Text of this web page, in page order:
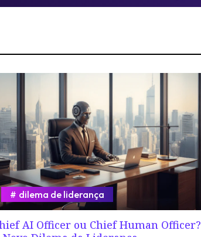
AI Officer ou Chief Human Officer?
dilema de liderança